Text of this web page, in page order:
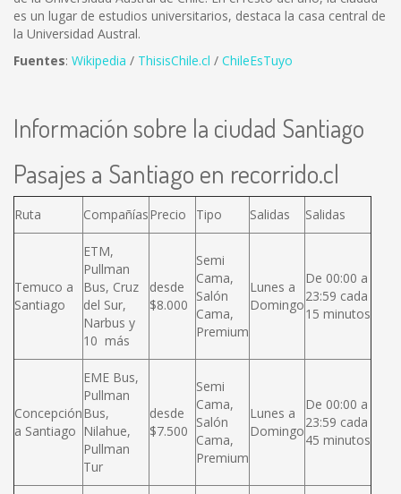
es un lugar de estudios universitarios, destaca la casa central de
la Universidad Austral.
Fuentes: Wikipedia / ThisisChile.cl / ChileEsTuyo
Información sobre la ciudad Santiago
Pasajes a Santiago en recorrido.cl
Ruta CompañíasPrecio Tipo Salidas Salidas
Temuco a
Santiago
ETM,
Pullman
Bus, Cruz
del Sur,
Narbus y
10 más
desde
$8.000
Semi
Cama,
Salón
Cama,
Premium
Lunes a
Domingo
De 00:00 a
23:59 cada
15 minutos
Concepción
a Santiago
EME Bus,
Pullman
Bus,
Nilahue,
Pullman
Tur
desde
$7.500
Semi
Cama,
Salón
Cama,
Premium
Lunes a
Domingo
De 00:00 a
23:59 cada
45 minutos